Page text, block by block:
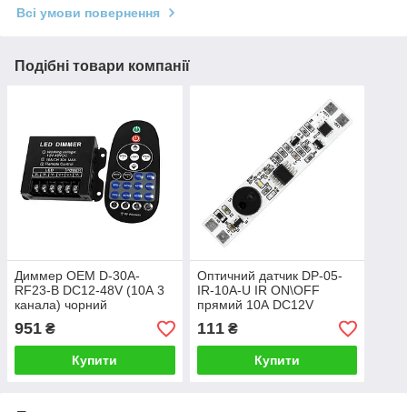
Всі умови повернення
Подібні товари компанії
Диммер OEM D-30A-
RF23-B DC12-48V (10А 3
канала) чорний
951 ₴
Купити
Оптичний датчик DP-05-
IR-10A-U IR ON\OFF
прямий 10А DC12V
111₴
Купити